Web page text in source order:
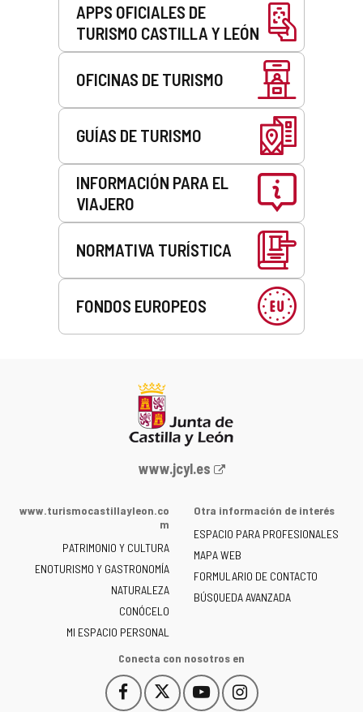
APPS OFICIALES DE
TURISMO CASTILLA Y LEÓN
OFICINAS DE TURISMO
GUÍAS DE TURISMO
INFORMACIÓN PARA EL
VIAJERO
NORMATIVA TURÍSTICA
FONDOS EUROPEOS
Portal
la
de
Castilla
y
León
-
www.jcyl.es
www.turismocastillayleon.co
m
PATRIMONIO Y CULTURA
ENOTURISMO Y GASTRONOMÍA
NATURALEZA
CONÓCELO
MI ESPACIO PERSONAL
Otra información de interés
ESPACIO PARA PROFESIONALES
MAPA WEB
FORMULARIO DE CONTACTO
BÚSQUEDA AVANZADA
Conecta con nosotros en
Facebook
Este
Este
YouTube
Este
Instagram
Este